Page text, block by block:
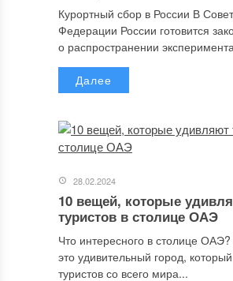
Курортный сбор в России В
Федерации России готовится
о распространении
Далее
28.02.2024
10 вещей, которые
туристов в столице ОАЭ
Что интересного в столице
это удивительный город,
туристов со всего мира...